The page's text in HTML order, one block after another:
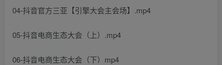
04-抖音官方三亚【引擎大会主会场】.mp4
05-抖音电商生态大会（上）.mp4
06-抖音电商生态大会（下）mp4